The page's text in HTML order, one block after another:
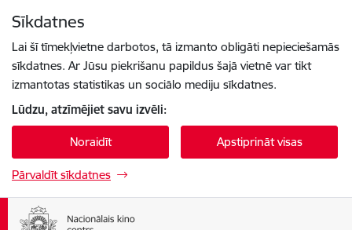
Sīkdatnes
Lai šī tīmekļvietne darbotos, tā izmanto obligāti nepieciešamās
sīkdatnes. Ar Jūsu piekrišanu papildus šajā vietnē var tikt
izmantotas statistikas un sociālo mediju sīkdatnes.
Lūdzu, atzīmējiet savu izvēli:
Noraidīt Apstiprināt visas
Pārvaldīt sīkdatnes